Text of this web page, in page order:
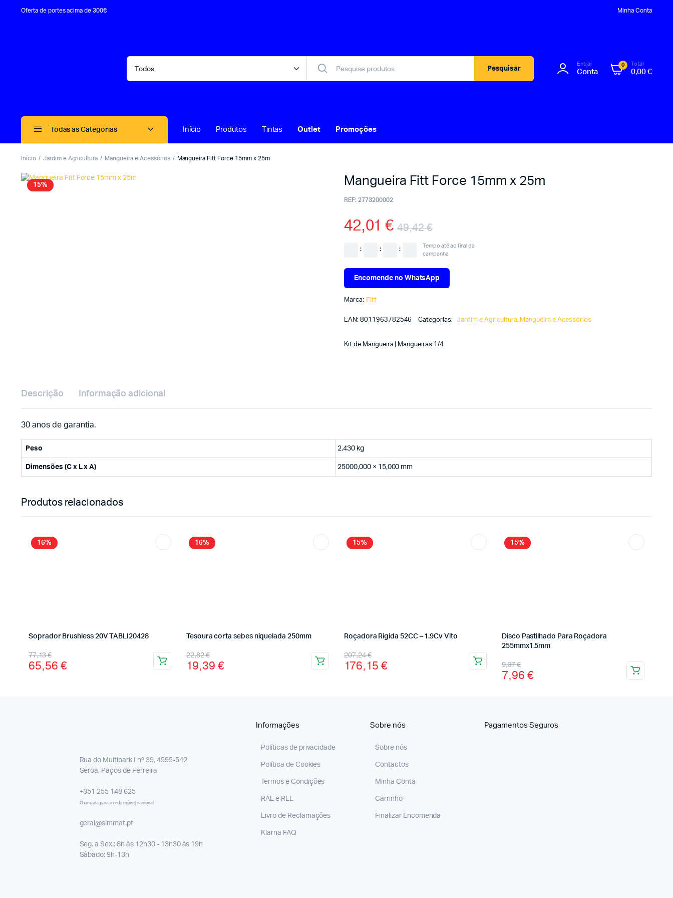
Oferta de portes acima de 300€ Minha Conta
Pesquisar
Entrar
Conta
0 Total
0,00€
Todas as Categorias Início Produtos Tintas Outlet Promoções
Início Jardim e Agricultura Mangueira e Acessórios Mangueira Fitt Force 15mm x 25m
15% Mangueira Fitt Force 15mm x 25m
REF: 2773200002
49,42€
42,01 €
: : :
Tempo até ao final da
campanha
Encomende no WhatsApp
Marca: Fitt
EAN: 8011963782546 Categorias: Jardim e Agricultura, Mangueira e Acessórios
Kit de Mangueira | Mangueiras 1/4
Descrição Informação adicional
30 anos de garantia.
Peso 2,430 kg
Dimensões (C x L x A) 25000,000 × 15,000 mm
Produtos relacionados
16%
Soprador Brushless 20V TABLI20428
77,13€
65,56 €
16%
Tesoura corta sebes niquelada 250mm
22,82€
19,39 €
15%
Roçadora Rigida 52CC – 1.9Cv Vito
207,24€
176,15 €
15%
Disco Pastilhado Para Roçadora
255mmx1.5mm
9,37€
7,96 €
Rua do Multipark I nº 39, 4595-542
Seroa, Paços de Ferreira
+351 255 148 625
Chamada para a rede móvel nacional
geral@simmat.pt
Seg. a Sex.: 8h às 12h30 - 13h30 às 19h
Sábado: 9h-13h
Informações
Políticas de privacidade
Política de Cookies
Termos e Condições
RAL e RLL
Livro de Reclamações
Klarna FAQ
Sobre nós
Sobre nós
Contactos
Minha Conta
Carrinho
Finalizar Encomenda
Pagamentos Seguros